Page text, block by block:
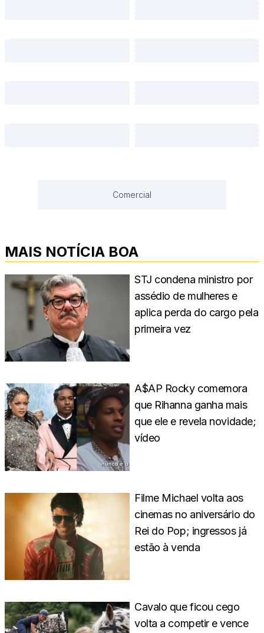
Comercial
MAIS NOTÍCIA BOA
STJ condena ministro por
assédio de mulheres e
aplica perda do cargo pela
primeira vez
A$AP Rocky comemora
que Rihanna ganha mais
que ele e revela novidade;
vídeo
Filme Michael volta aos
cinemas no aniversário do
Rei do Pop; ingressos já
estão à venda
Cavalo que ficou cego
volta a competir e vence